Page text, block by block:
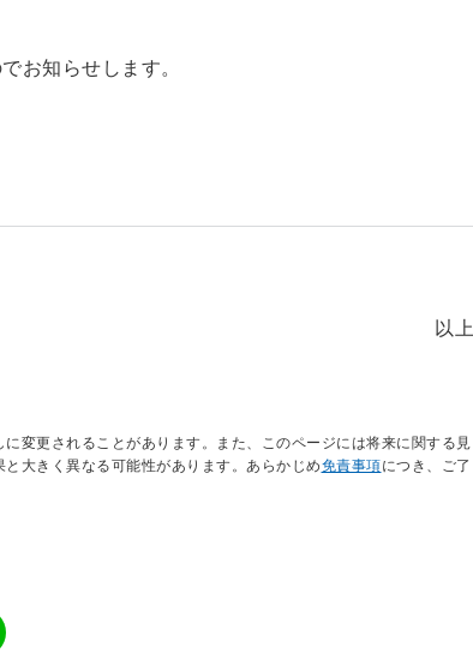
お知らせします。
以上
変更されることがあります。また、このページには将来に関する見
大きく異なる可能性があります。あらかじめ免責事項につき、ご了